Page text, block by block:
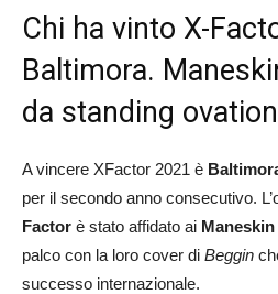
Chi ha vinto X-
Baltimora.
da standing ovation
A vincere XFactor 2021 è
per il secondo anno consecutivo.
Factor è stato affidato ai Maneskin
palco con la loro cover di Beggin
successo internazionale.